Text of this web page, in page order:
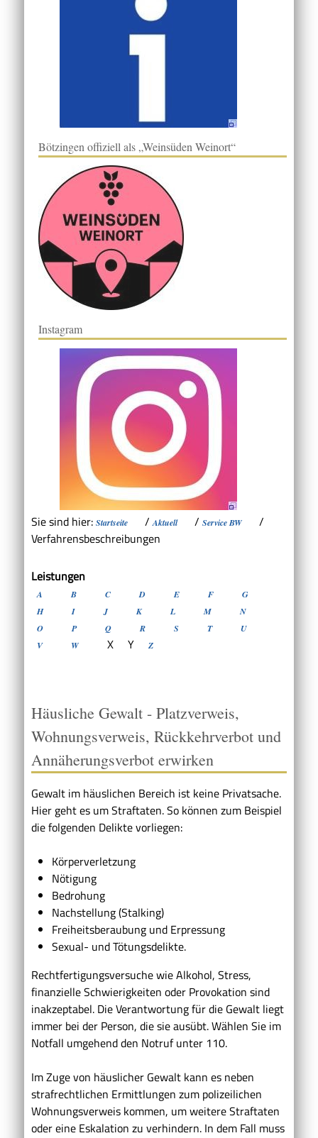
Bötzingen offiziell als „Weinsüden Weinort“
Instagram
Sie sind hier: Startseite /Aktuell / Service BW
/
Verfahrensbeschreibungen
Leistungen
A B C D E F
G
H
I J K L M
N
O
P Q R S T
U
V
W X Y Z
Häusliche Gewalt - Platzverweis,
Wohnungsverweis, Rückkehrverbot und
Annäherungsverbot erwirken
Gewalt im häuslichen Bereich ist keine Privatsache.
Hier geht es um Straftaten. So können zum Beispiel
die folgenden Delikte vorliegen:
Körperverletzung
Nötigung
Bedrohung
Nachstellung (Stalking)
Freiheitsberaubung und Erpressung
Sexual- und Tötungsdelikte.
Rechtfertigungsversuche wie Alkohol, Stress,
finanzielle Schwierigkeiten oder Provokation sind
inakzeptabel. Die Verantwortung für die Gewalt liegt
immer bei der Person, die sie ausübt. Wählen Sie im
Notfall umgehend den Notruf unter 110.
Im Zuge von häuslicher Gewalt kann es neben
strafrechtlichen Ermittlungen zum polizeilichen
Wohnungsverweis kommen, um weitere Straftaten
oder eine Eskalation zu verhindern. In dem Fall muss